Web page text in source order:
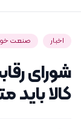
اخبار صنعت
شورای
کالا